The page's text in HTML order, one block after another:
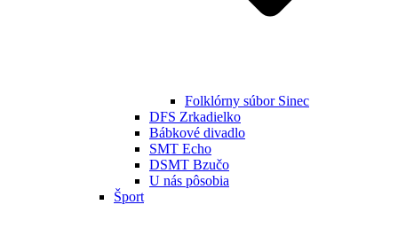
Folklórny súbor Sinec
DFS Zrkadielko
Bábkové divadlo
SMT Echo
DSMT Bzučo
U nás pôsobia
Šport